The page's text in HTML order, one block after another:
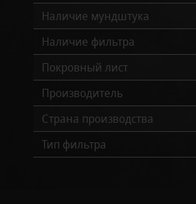
Наличие мундштука
Наличие фильтра
Покровный лист
Производитель
Страна производства
Тип фильтра